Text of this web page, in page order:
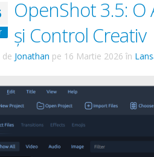
OpenShot 3.5: O
și Control Creativ
de Jonathan pe 16 Martie 2026 în